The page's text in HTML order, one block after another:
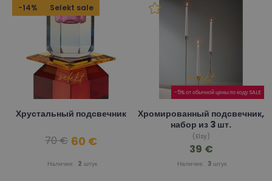
-14% Selekt sale
Хрустальный подсвечник
Наличие: 2 штук
70 € 60 €
-5% от обычной цены по коду SALE
Хромированный подсвечник,
набор из 3 шт.
(Elsy)
Наличие: 3 штук
39 €